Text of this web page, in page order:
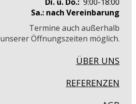
Sa.: nach Vereinbarung
Termine auch außerhalb
unserer Öffnungszeiten möglich.
ÜBER UNS
REFERENZEN